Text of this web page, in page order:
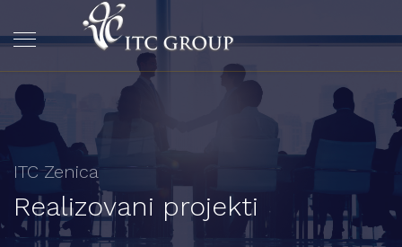
ITC Zenica
Realizovani projekti